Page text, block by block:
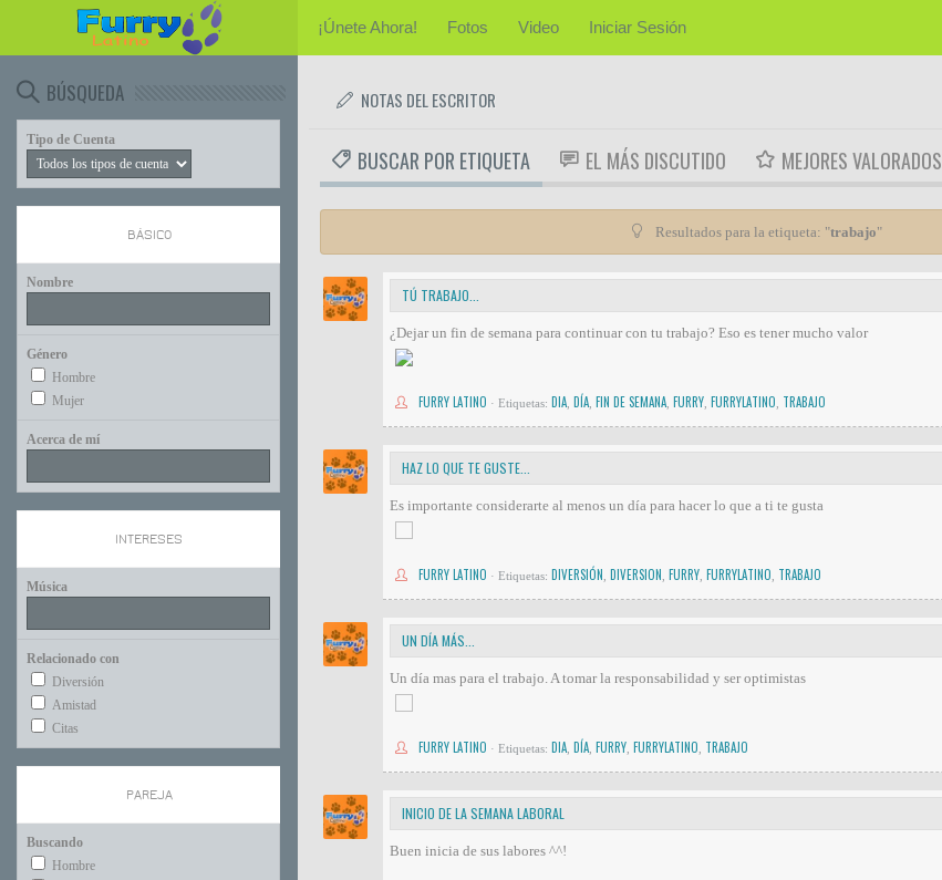
¡Únete Ahora! Fotos Video Iniciar Sesión
BÚSQUEDA
Tipo de Cuenta
BÁSICO
Nombre
Género
Hombre
Mujer
Acerca de mí
INTERESES
Música
Relacionado con
Diversión
Amistad
Citas
PAREJA
Buscando
Hombre
NOTAS DEL ESCRITOR
BUSCAR POR ETIQUETA EL MÁS DISCUTIDO MEJORES VALORADOS
Resultados para la etiqueta: "trabajo"
TÚ TRABAJO...
¿Dejar un fin de semana para continuar con tu trabajo? Eso es tener mucho valor
FURRY LATINO · Etiquetas: DIA, DÍA, FIN DE SEMANA, FURRY, FURRYLATINO TRABAJO
HAZ LO QUE TE GUSTE...
Es importante considerarte al menos un día para hacer lo que a ti te gusta
FURRY LATINO · Etiquetas: DIVERSIÓN DIVERSION FURRY, FURRYLATINO TRABAJO
UN DÍA MÁS...
Un día mas para el trabajo. A tomar la responsabilidad y ser optimistas
FURRY LATINO · Etiquetas: DIA, DÍA, FURRY, FURRYLATINO TRABAJO
INICIO DE LA SEMANA LABORAL
Buen inicia de sus labores ^^!